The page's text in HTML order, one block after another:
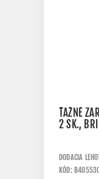
ŤAŽNÉ
2 SK.,
DODACIA
KÓD: